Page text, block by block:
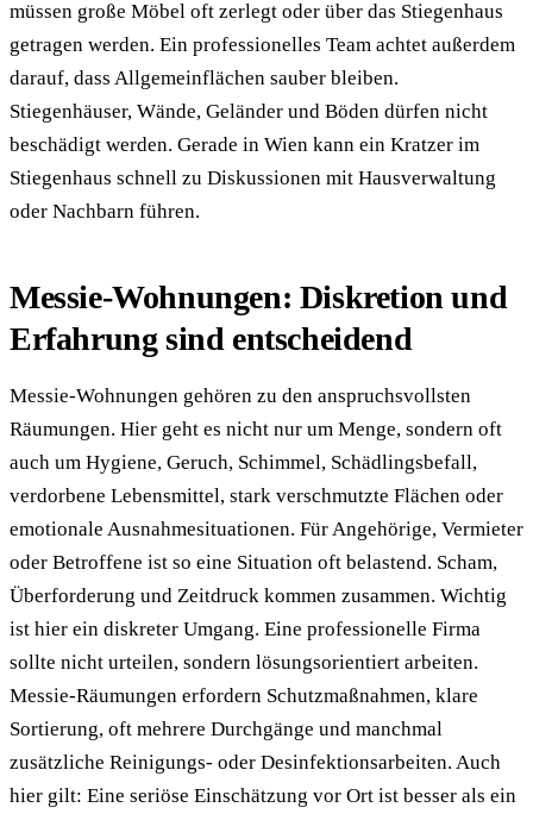
müssen große Möbel oft zerlegt oder über das Stiegenhaus
getragen werden. Ein professionelles Team achtet außerdem
darauf, dass Allgemeinflächen sauber bleiben.
Stiegenhäuser, Wände, Geländer und Böden dürfen nicht
beschädigt werden. Gerade in Wien kann ein Kratzer im
Stiegenhaus schnell zu Diskussionen mit Hausverwaltung
oder Nachbarn führen.
Messie-Wohnungen: Diskretion und
Erfahrung sind entscheidend
Messie-Wohnungen gehören zu den anspruchsvollsten
Räumungen. Hier geht es nicht nur um Menge, sondern oft
auch um Hygiene, Geruch, Schimmel, Schädlingsbefall,
verdorbene Lebensmittel, stark verschmutzte Flächen oder
emotionale Ausnahmesituationen. Für Angehörige, Vermieter
oder Betroffene ist so eine Situation oft belastend. Scham,
Überforderung und Zeitdruck kommen zusammen. Wichtig
ist hier ein diskreter Umgang. Eine professionelle Firma
sollte nicht urteilen, sondern lösungsorientiert arbeiten.
Messie-Räumungen erfordern Schutzmaßnahmen, klare
Sortierung, oft mehrere Durchgänge und manchmal
zusätzliche Reinigungs- oder Desinfektionsarbeiten. Auch
hier gilt: Eine seriöse Einschätzung vor Ort ist besser als ein